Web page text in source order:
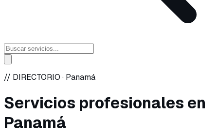
// DIRECTORIO · Panamá
Servicios profesionales en
Panamá